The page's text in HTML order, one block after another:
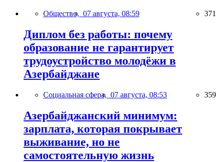
Общество, 07 августа, 08:59 371
Диплом без работы: почему
образование не гарантирует
трудоустройство молодёжи в
Азербайджане
Социальная сфера, 07 августа, 08:53 359
Азербайджанский минимум:
зарплата, которая покрывает
выживание, но не
самостоятельную жизнь